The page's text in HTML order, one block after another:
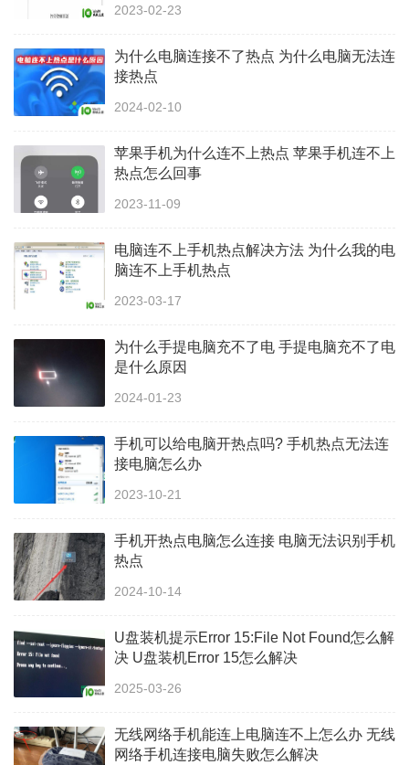
2023-02-23
为什么电脑连接不了热点 为什么电脑无法连
接热点
2024-02-10
苹果手机为什么连不上热点 苹果手机连不上
热点怎么回事
2023-11-09
电脑连不上手机热点解决方法 为什么我的电
脑连不上手机热点
2023-03-17
为什么手提电脑充不了电 手提电脑充不了电
是什么原因
2024-01-23
手机可以给电脑开热点吗? 手机热点无法连
接电脑怎么办
2023-10-21
手机开热点电脑怎么连接 电脑无法识别手机
热点
2024-10-14
U盘装机提示Error 15:File Not Found怎么解
决 U盘装机Error 15怎么解决
2025-03-26
无线网络手机能连上电脑连不上怎么办 无线
网络手机连接电脑失败怎么解决